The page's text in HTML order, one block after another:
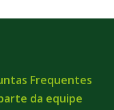
Frequentes
da equipe